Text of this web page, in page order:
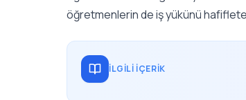
öğretmenlerin de iş yükünü
İLGILI İÇERIK